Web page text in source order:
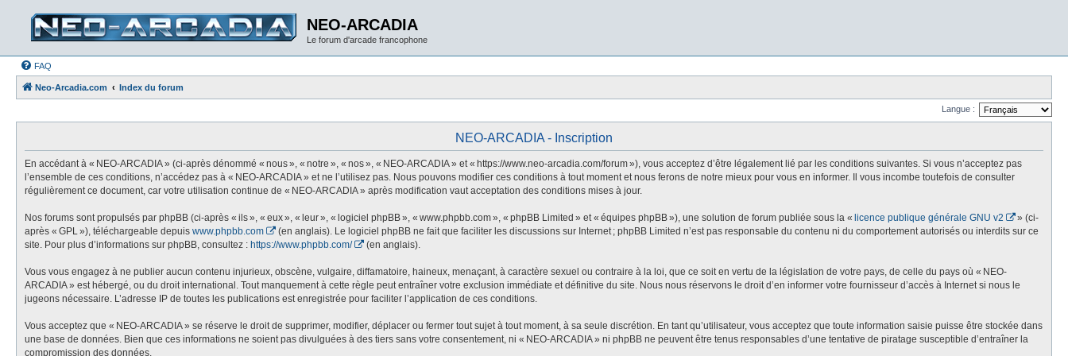
NEO-ARCADIA
Le forum d'arcade francophone
FAQ
Neo-Arcadia.com Index du forum
Langue :
NEO-ARCADIA - Inscription
En accédant à « NEO-ARCADIA » (ci-après dénommé « nous », « notre », « nos », « NEO-ARCADIA » et « https://www.neo-arcadia.com/forum »), vous acceptez d’être légalement lié par les conditions suivantes. Si vous n’acceptez pas
l’ensemble de ces conditions, n’accédez pas à « NEO-ARCADIA » et ne l’utilisez pas. Nous pouvons modifier ces conditions à tout moment et nous ferons de notre mieux pour vous en informer. Il vous incombe toutefois de consulter
régulièrement ce document, car votre utilisation continue de « NEO-ARCADIA » après modification vaut acceptation des conditions mises à jour.
Nos forums sont propulsés par phpBB (ci-après « ils », « eux », « leur », « logiciel phpBB », « www.phpbb.com », « phpBB Limited » et « équipes phpBB »), une solution de forum publiée sous la « licence publique générale GNU v2
» (ci-
après « GPL »), téléchargeable depuis www.phpbb.com
(en anglais). Le logiciel phpBB ne fait que faciliter les discussions sur Internet ; phpBB Limited n’est pas responsable du contenu ni du comportement autorisés ou interdits sur ce
site. Pour plus d’informations sur phpBB, consultez : https://www.phpbb.com/ (en anglais).
Vous vous engagez à ne publier aucun contenu injurieux, obscène, vulgaire, diffamatoire, haineux, menaçant, à caractère sexuel ou contraire à la loi, que ce soit en vertu de la législation de votre pays, de celle du pays où « NEO-
ARCADIA » est hébergé, ou du droit international. Tout manquement à cette règle peut entraîner votre exclusion immédiate et définitive du site. Nous nous réservons le droit d’en informer votre fournisseur d’accès à Internet si nous le
jugeons nécessaire. L’adresse IP de toutes les publications est enregistrée pour faciliter l’application de ces conditions.
Vous acceptez que « NEO-ARCADIA » se réserve le droit de supprimer, modifier, déplacer ou fermer tout sujet à tout moment, à sa seule discrétion. En tant qu’utilisateur, vous acceptez que toute information saisie puisse être stockée dans
une base de données. Bien que ces informations ne soient pas divulguées à des tiers sans votre consentement, ni « NEO-ARCADIA » ni phpBB ne peuvent être tenus responsables d’une tentative de piratage susceptible d’entraîner la
compromission des données.